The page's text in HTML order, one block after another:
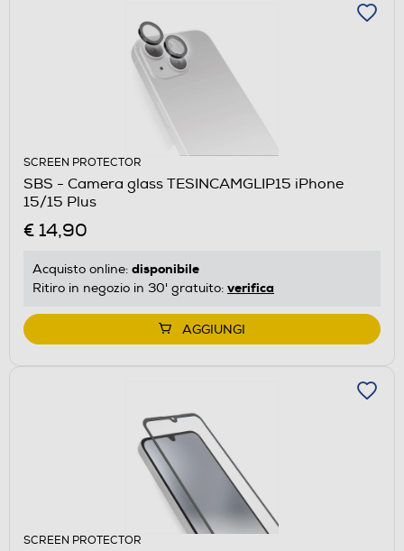
SCREEN PROTECTOR
SBS - Camera glass TESINCAMGLIP15 iPhone
15/15 Plus
€ 14,90
Acquisto online: disponibile
Ritiro in negozio in 30' gratuito: verifica
AGGIUNGI
SCREEN PROTECTOR